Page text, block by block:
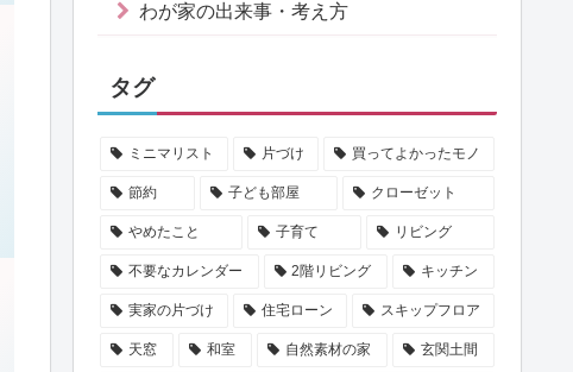
わが家の出来事・考え方
タグ
ミニマリスト 片づけ 買ってよかったモノ
節約 子ども部屋 クローゼット
やめたこと 子育て リビング
不要なカレンダー 2階リビング キッチン
実家の片づけ 住宅ローン スキップフロア
天窓 和室 自然素材の家 玄関土間